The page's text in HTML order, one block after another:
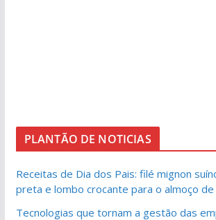
PLANTÃO DE NOTICIAS
Receitas de Dia dos Pais: filé mignon
preta e lombo crocante para o almoço
Tecnologias que tornam a gestão das